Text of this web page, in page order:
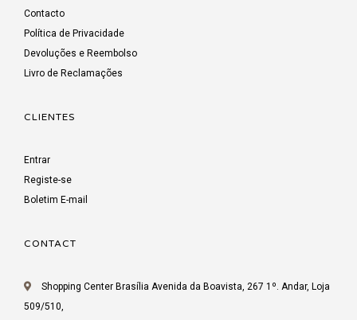
Contacto
Política de Privacidade
Devoluções e Reembolso
Livro de Reclamações
CLIENTES
Entrar
Registe-se
Boletim E-mail
CONTACT
Shopping Center Brasília Avenida da Boavista, 267 1º. Andar, Loja
509/510,